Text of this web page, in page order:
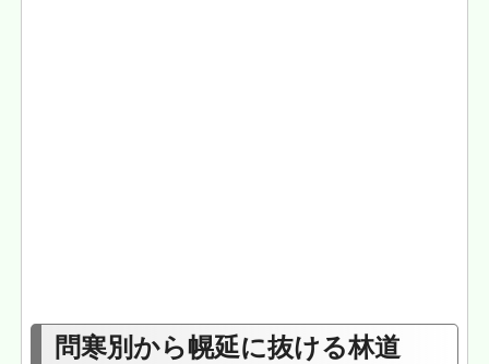
問寒別から幌延に抜ける林道